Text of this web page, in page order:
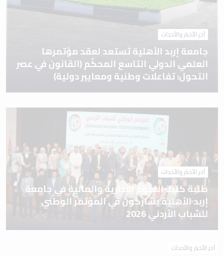
آخر الأخبار والأحداث
جامعة إربد الأهلية تَستعد لعقد مؤتمرها
العلمي الدولي التاسع المحكّم (القانون في عصر
التحول: تفاعلات وطنية ومعايير دولية)
آخر الأخبار والأحداث
طلبة كلية العلوم الإدارية والمالية في جامعة
إربد الأهلية يشاركون في المؤتمر الوطني
للشباب الأردني 2026
آخر الأخبار والأحداث